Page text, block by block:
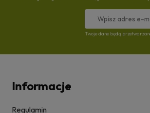
Twoje dane będą
Informacje
Regulamin